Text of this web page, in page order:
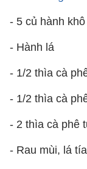
- 5 củ hành khô
- Hành lá
- 1/2 thìa cà
- 1/2 thìa cà
- 2 thìa cà phê
- Rau mùi, lá